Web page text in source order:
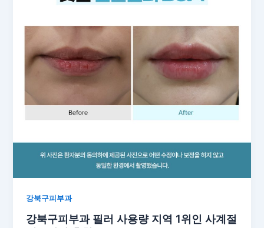
강북구피부과
강북구피부과 필러 사용량 지역 1위인 사계절